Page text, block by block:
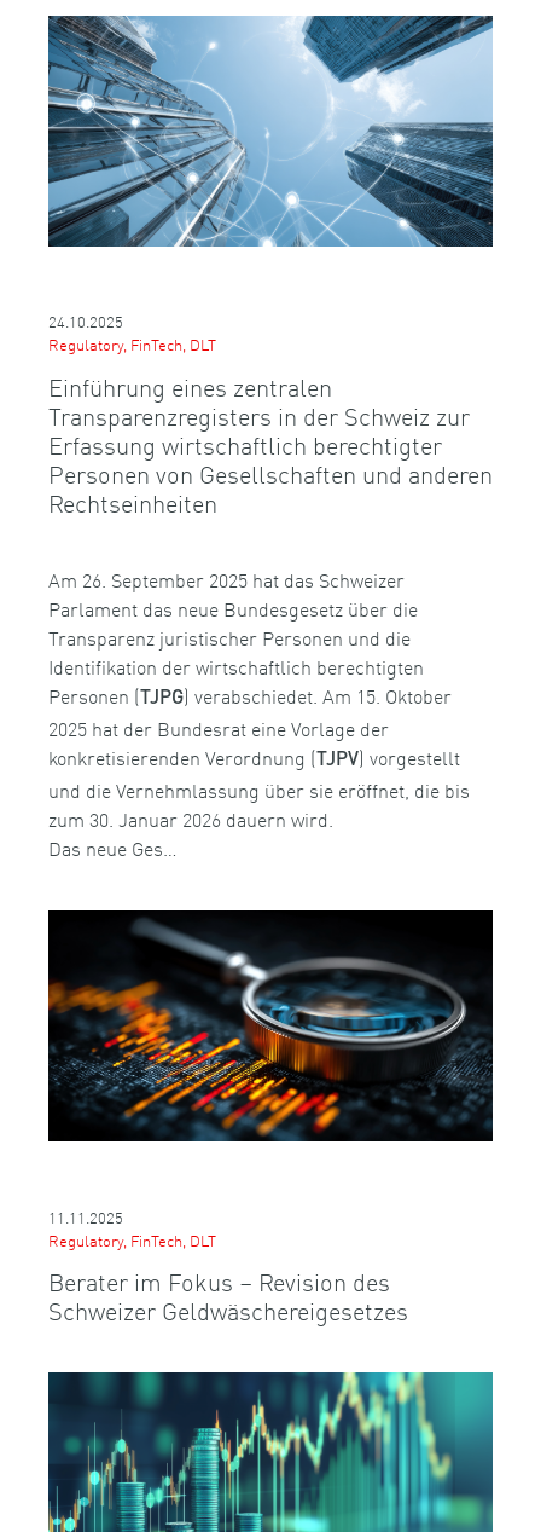
24.10.2025
Regulatory, FinTech, DLT
Einführung eines zentralen
Transparenzregisters in der Schweiz zur
Erfassung wirtschaftlich berechtigter
Personen von Gesellschaften und anderen
Rechtseinheiten
Am 26. September 2025 hat das Schweizer
Parlament das neue Bundesgesetz über die
Transparenz juristischer Personen und die
Identifikation der wirtschaftlich berechtigten
Personen ( TJPG) verabschiedet. Am 15. Oktober
2025 hat der Bundesrat eine Vorlage der
konkretisierenden Verordnung ( TJPV) vorgestellt
und die Vernehmlassung über sie eröffnet, die bis
zum 30. Januar 2026 dauern wird.
Das neue Ges…
11.11.2025
Regulatory, FinTech, DLT
Berater im Fokus – Revision des
Schweizer Geldwäschereigesetzes